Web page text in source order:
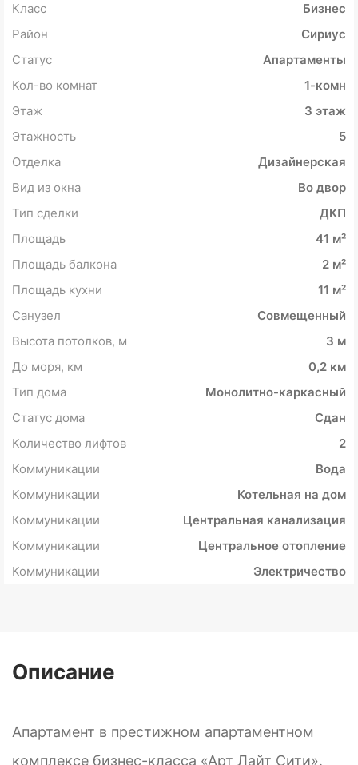
Класс
Бизнес
Район
Сириус
Статус
Апартаменты
Кол-во комнат
1-комн
Этаж
3 этаж
Этажность
5
Отделка
Дизайнерская
Вид из окна
Во двор
Тип сделки
ДКП
Площадь
41 м²
Площадь балкона
2 м²
Площадь кухни
11 м²
Санузел
Совмещенный
Высота потолков, м
3 м
До моря, км
0,2 км
Тип дома
Монолитно-каркасный
Статус дома
Сдан
Количество лифтов
2
Коммуникации
Вода
Коммуникации
Котельная на дом
Коммуникации
Центральная канализация
Коммуникации
Центральное отопление
Коммуникации
Электричество
Описание
Апартамент в престижном апартаментном
комплексе бизнес-класса «Арт Лайт Сити».